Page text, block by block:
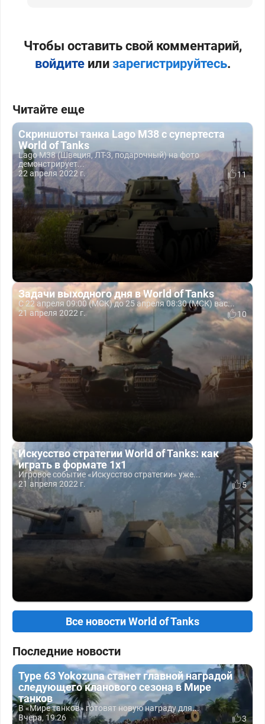
Чтобы оставить свой комментарий,
войдитеили зарегистрируйтесь.
Читайте еще
Скриншоты танка Lago M38 с супертеста
World of Tanks
Lago M38 (Швеция, ЛТ-3, подарочный) на фото
демонстрирует...
22 апреля 2022 г.
11
Задачи выходного дня в World of Tanks
С 22 апреля 09:00 (МСК) до 25 апреля 08:30 (МСК) вас...
21 апреля 2022 г.
10
Искусство стратегии World of Tanks: как
играть в формате 1x1
Игровое событие «Искусство стратегии» уже...
21 апреля 2022 г.
5
Все новости World of Tanks
Последние новости
Type 63 Yokozuna станет главной наградой
следующего кланового сезона в Мире
танков
В «Мире танков» готовят новую награду для...
Вчера, 19:26
3